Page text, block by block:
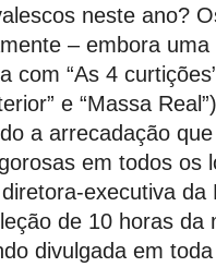
neste ano?
– embora
com “As 4
e “Massa
a arrecadação
em todos os
executiva da
de 10 horas da
divulgada em